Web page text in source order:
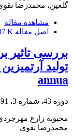
گلعین، محمدرضا
مشاهده مقاله
اصل مقاله K
بررسی تاثیر
annua
دوره 43، شماره 3، 1391، صفحه
محبوبه زارع
محمدرضا نقوی